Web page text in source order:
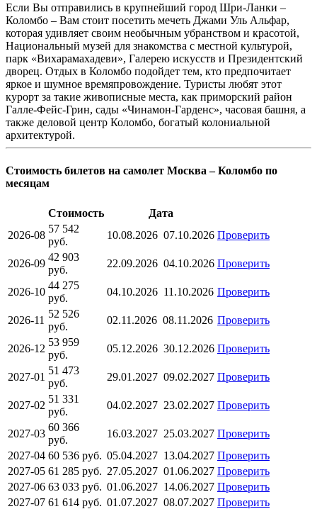
Если Вы отправились в крупнейший город Шри-Ланки –
Коломбо – Вам стоит посетить мечеть Джами Уль Альфар,
которая удивляет своим необычным убранством и красотой,
Национальный музей для знакомства с местной культурой,
парк «Вихарамахадеви», Галерею искусств и Президентский
дворец. Отдых в Коломбо подойдет тем, кто предпочитает
яркое и шумное времяпровождение. Туристы любят этот
курорт за такие живописные места, как приморский район
Галле-Фейс-Грин, сады «Чинамон-Гарденс», часовая башня, а
также деловой центр Коломбо, богатый колониальной
архитектурой.
Стоимость билетов на самолет Москва – Коломбо по
месяцам
Стоимость
Дата
2026-08
57 542
руб.
10.08.2026 07.10.2026 Проверить
2026-09
42 903
руб.
22.09.2026 04.10.2026 Проверить
2026-10
44 275
руб.
04.10.2026 11.10.2026 Проверить
2026-11
52 526
руб.
02.11.2026 08.11.2026 Проверить
2026-12
53 959
руб.
05.12.2026 30.12.2026 Проверить
2027-01
51 473
руб.
29.01.2027 09.02.2027 Проверить
2027-02
51 331
руб.
04.02.2027 23.02.2027 Проверить
2027-03
60 366
руб.
16.03.2027 25.03.2027 Проверить
2027-04 60 536 руб. 05.04.2027 13.04.2027 Проверить
2027-05 61 285 руб. 27.05.2027 01.06.2027 Проверить
2027-06 63 033 руб. 01.06.2027 14.06.2027 Проверить
2027-07 61 614 руб. 01.07.2027 08.07.2027 Проверить